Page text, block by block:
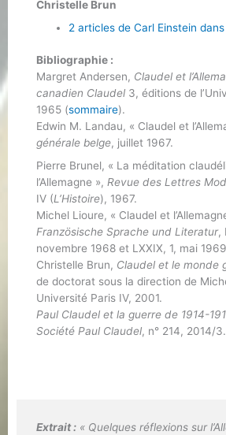
Christelle Brun
2 articles de Carl Einstein
Bibliographie :
Margret Andersen, Claudel et
canadien Claudel 3, éditions de
1965 (sommaire).
Edwin M. Landau, « Claudel et
générale belge, juillet 1967.
Pierre Brunel, « La méditation
l’Allemagne », Revue des Lettres
IV (L’Histoire), 1967.
Michel Lioure, « Claudel et
Französische Sprache und Literatur,
novembre 1968 et LXXIX, 1, mai
Christelle Brun, Claudel et le monde
de doctorat sous la direction de
Université Paris IV, 2001.
Paul Claudel et la guerre de 1914-
Société Paul Claudel, n° 214, 2014/3.
Extrait :« Quelques réflexions sur